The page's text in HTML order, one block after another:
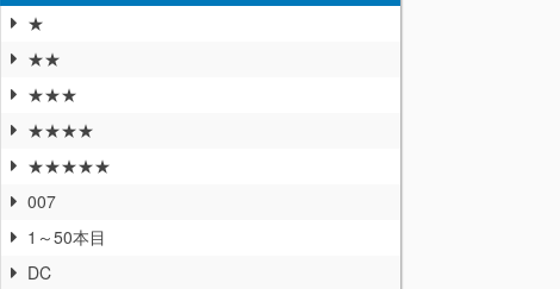
★
★★
★★★
★★★★
★★★★★
007
1～50本目
DC